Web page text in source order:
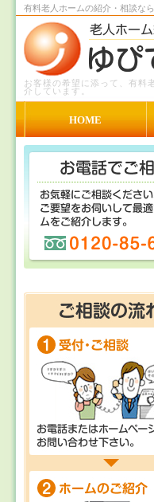
有料老人ホームの紹介・相談な
お客様の希望に添って、有料
介しています。
HOME